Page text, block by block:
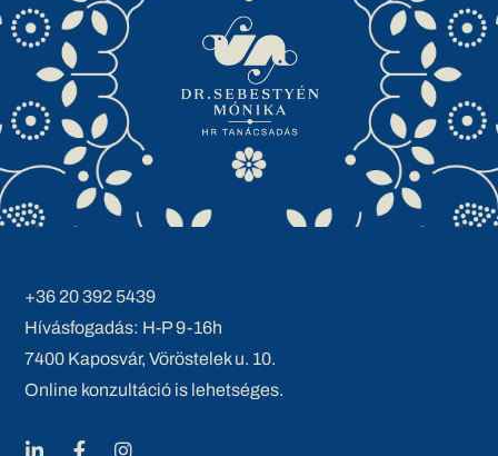
+36 20 392 5439
Hívásfogadás: H-P 9-16h
7400 Kaposvár, Vöröstelek u. 10.
Online konzultáció is lehetséges.